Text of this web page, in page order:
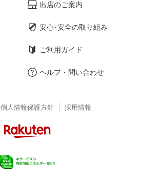
出店のご案内
安心･安全の取り組み
ご利用ガイド
ヘルプ・問い合わせ
個人情報保護方針 採用情報